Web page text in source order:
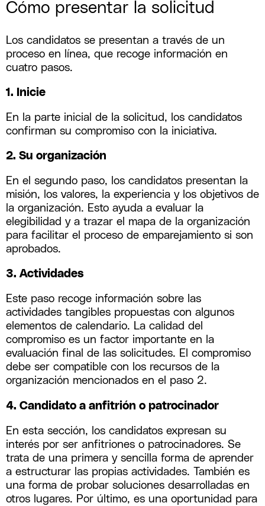
Cómo presentar la solicitud
Los candidatos se presentan a través de un
proceso en línea, que recoge información en
cuatro pasos.
1. Inicie
En la parte inicial de la solicitud, los candidatos
confirman su compromiso con la iniciativa.
2. Su organización
En el segundo paso, los candidatos presentan la
misión, los valores, la experiencia y los objetivos de
la organización. Esto ayuda a evaluar la
elegibilidad y a trazar el mapa de la organización
para facilitar el proceso de emparejamiento si son
aprobados.
3. Actividades
Este paso recoge información sobre las
actividades tangibles propuestas con algunos
elementos de calendario. La calidad del
compromiso es un factor importante en la
evaluación final de las solicitudes. El compromiso
debe ser compatible con los recursos de la
organización mencionados en el paso 2.
4. Candidato a anfitrión o patrocinador
En esta sección, los candidatos expresan su
interés por ser anfitriones o patrocinadores. Se
trata de una primera y sencilla forma de aprender
a estructurar las propias actividades. También es
una forma de probar soluciones desarrolladas en
otros lugares. Por último, es una oportunidad para